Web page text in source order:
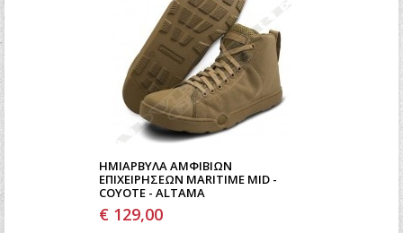
ΗΜΙΆΡΒΥΛΑ ΑΜΦΊΒΙΩΝ
ΕΠΙΧΕΙΡΉΣΕΩΝ MARITIME MID -
COYOTE - ALTAMA
€ 129,00